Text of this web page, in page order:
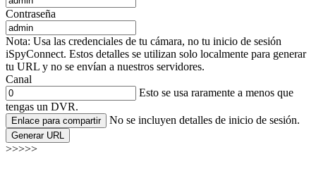
Contraseña
Nota: Usa las credenciales de tu cámara, no tu inicio de sesión
iSpyConnect. Estos detalles se utilizan solo localmente para generar
tu URL y no se envían a nuestros servidores.
Canal
Esto se usa raramente a menos que
tengas un DVR.
Enlace para compartir No se incluyen detalles de inicio de sesión.
Generar URL
>>>>>